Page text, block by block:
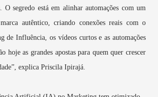
O segredo está em alinhar automações com um
autêntico, criando conexões reais com o
de Influência, os vídeos curtos e as automações
hoje as grandes apostas para quem quer crescer
explica Priscila Ipirajá.